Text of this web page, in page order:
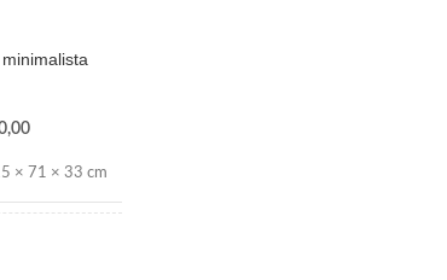
× 71 × 33 cm